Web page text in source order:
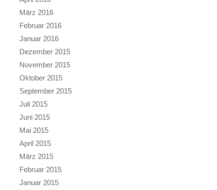
März 2016
Februar 2016
Januar 2016
Dezember 2015
November 2015
Oktober 2015
September 2015
Juli 2015
Juni 2015
Mai 2015
April 2015
März 2015
Februar 2015
Januar 2015